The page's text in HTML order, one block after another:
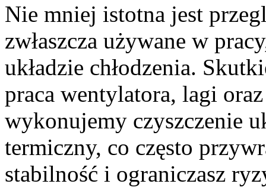
Nie mniej istotna jest
zwłaszcza używane w
układzie chłodzenia.
praca wentylatora, lagi
wykonujemy czyszczenie
termiczny, co często
stabilność i ograniczasz